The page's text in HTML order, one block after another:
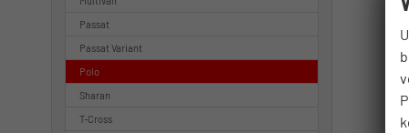
Passat
Passat Variant
Polo
Sharan
T-Cross